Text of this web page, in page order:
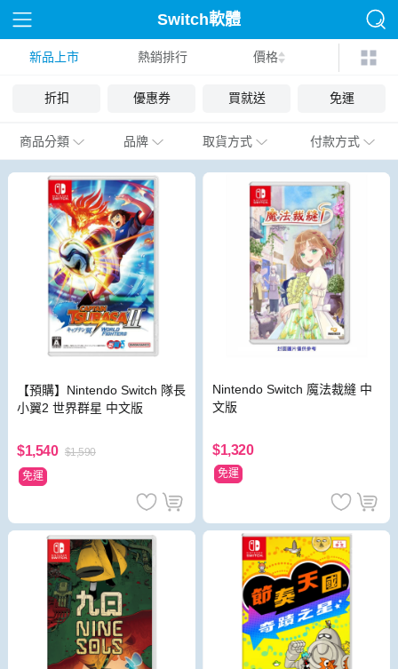
Switch軟體
新品上市 熱銷排行 價格
折扣 優惠券 買就送 免運
商品分類 品牌 取貨方式 付款方式
【預購】Nintendo Switch 隊長
小翼2 世界群星 中文版
$1,540 $1,590
免運
Nintendo Switch 魔法裁縫 中
文版
$1,320
免運